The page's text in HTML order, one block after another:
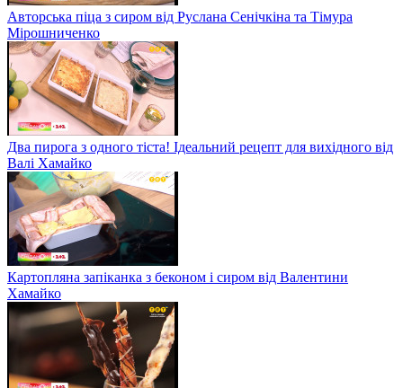
Авторська піца з сиром від Руслана Сенічкіна та Тімура
Мірошниченко
Два пирога з одного тіста! Ідеальний рецепт для вихідного від
Валі Хамайко
Картопляна запіканка з беконом і сиром від Валентини
Хамайко